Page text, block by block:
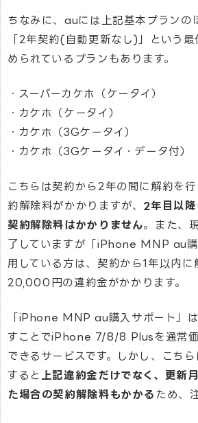
ちなみに、auには上記基本プランの
「2年契約(自動更新なし)」という
められているプランもあります。
・スーパーカケホ（ケータイ）
・カケホ（ケータイ）
・カケホ（3Gケータイ）
・カケホ（3Gケータイ・データ付）
こちらは契約から2年の間に解約を
約解除料がかかりますが、 2年目以降
契約解除料はかかりません。また、
了していますが「iPhone MNP au購
用している方は、契約から1年以内に
20,000円の違約金がかかります。
「iPhone MNP au購入サポート」
すことでiPhone 7/8/8 Plusを通常
できるサービスです。しかし、こち
すると
上記違約金だけでなく、更新
た場合の契約解除料もかかる ため、